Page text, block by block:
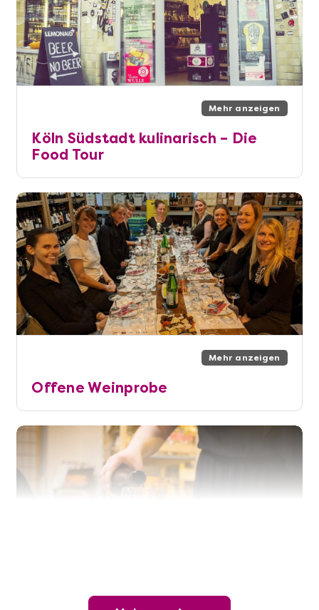
Mehr anzeigen
Köln Südstadt kulinarisch – Die
Food Tour
Mehr anzeigen
Offene Weinprobe